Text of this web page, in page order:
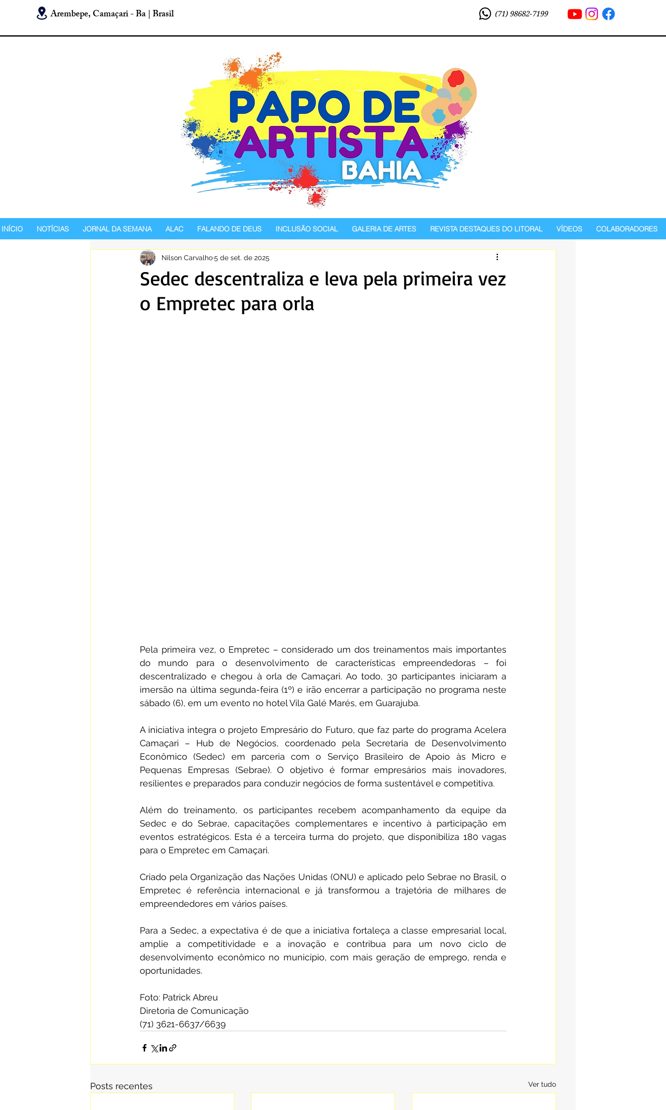
Arembepe, Camaçari - Ba | Brasil (71) 98682-7199
INÍCIO NOTÍCIAS JORNAL DA SEMANA ALAC FALANDO DE DEUS INCLUSÃO SOCIAL GALERIA DE ARTES REVISTA DESTAQUES DO LITORAL VÍDEOS COLABORADORES
Sedec descentraliza e leva pela primeira vez
o Empretec para orla
Nilson Carvalho5 de set. de 2025
Pela primeira vez, o Empretec – considerado um dos treinamentos mais importantes
do mundo para o desenvolvimento de características empreendedoras – foi
descentralizado e chegou à orla de Camaçari. Ao todo, 30 participantes iniciaram a
imersão na última segunda-feira (1º) e irão encerrar a participação no programa neste
sábado (6), em um evento no hotel Vila Galé Marés, em Guarajuba.
A iniciativa integra o projeto Empresário do Futuro, que faz parte do programa Acelera
Camaçari – Hub de Negócios, coordenado pela Secretaria de Desenvolvimento
Econômico (Sedec) em parceria com o Serviço Brasileiro de Apoio às Micro e
Pequenas Empresas (Sebrae). O objetivo é formar empresários mais inovadores,
resilientes e preparados para conduzir negócios de forma sustentável e competitiva.
Além do treinamento, os participantes recebem acompanhamento da equipe da
Sedec e do Sebrae, capacitações complementares e incentivo à participação em
eventos estratégicos. Esta é a terceira turma do projeto, que disponibiliza 180 vagas
para o Empretec em Camaçari.
Criado pela Organização das Nações Unidas (ONU) e aplicado pelo Sebrae no Brasil, o
Empretec é referência internacional e já transformou a trajetória de milhares de
empreendedores em vários países.
Para a Sedec, a expectativa é de que a iniciativa fortaleça a classe empresarial local,
amplie a competitividade e a inovação e contribua para um novo ciclo de
desenvolvimento econômico no município, com mais geração de emprego, renda e
oportunidades.
Foto: Patrick Abreu
Diretoria de Comunicação
(71) 3621-6637/6639
Posts recentes Ver tudo